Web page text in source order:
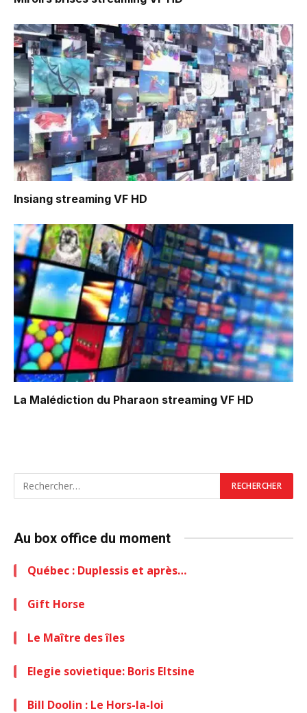
Insiang streaming VF HD
La Malédiction du Pharaon streaming VF HD
Au box office du moment
Québec : Duplessis et après…
Gift Horse
Le Maître des îles
Elegie sovietique: Boris Eltsine
Bill Doolin : Le Hors-la-loi